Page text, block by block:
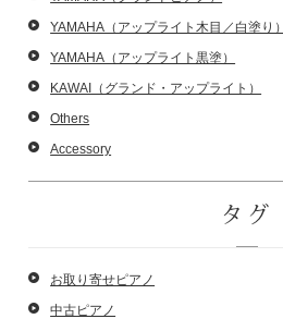
YAMAHA（アップライト木目／白塗り）
YAMAHA（アップライト黒塗）
KAWAI（グランド・アップライト）
Others
Accessory
タグ
お取り寄せピアノ
中古ピアノ